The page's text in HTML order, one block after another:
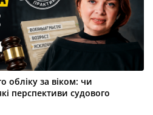
обліку за віком: чи
перспективи судового